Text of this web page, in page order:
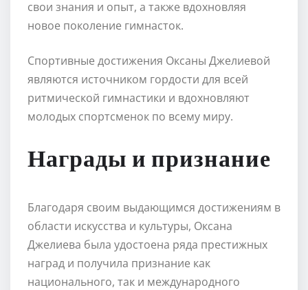
свои знания и опыт, а также вдохновляя
новое поколение гимнасток.
Спортивные достижения Оксаны Джелиевой
являются источником гордости для всей
ритмической гимнастики и вдохновляют
молодых спортсменок по всему миру.
Награды и признание
Благодаря своим выдающимся достижениям в
области искусства и культуры, Оксана
Джелиева была удостоена ряда престижных
наград и получила признание как
национального, так и международного